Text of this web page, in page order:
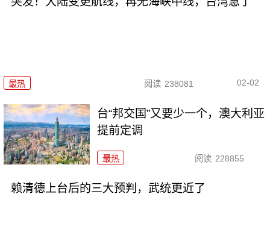
最热 阅读 238081 02-02
台“邦交国”又要少一个，澳大利亚
提前定调
最热 阅读 228855
赖清德上台后的三大预判，武统更近了